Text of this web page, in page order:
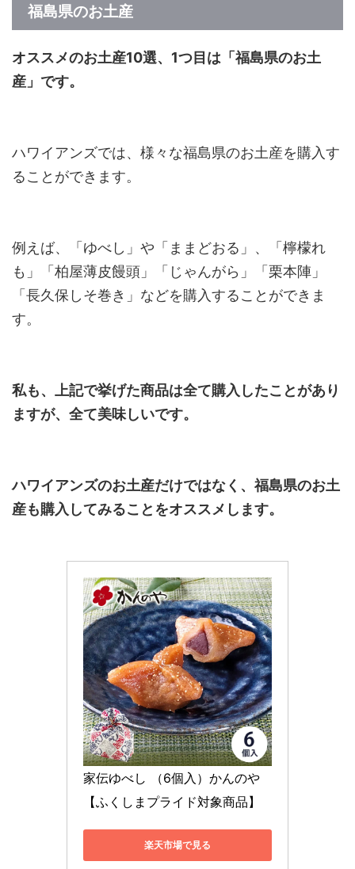
福島県のお土産
オススメのお土産10選、1つ目は「福島県のお土
産」です。
ハワイアンズでは、様々な福島県のお土産を購入す
ることができます。
例えば、「ゆべし」や「ままどおる」、「檸檬れ
も」「柏屋薄皮饅頭」「じゃんがら」「栗本陣」
「長久保しそ巻き」などを購入することができま
す。
私も、上記で挙げた商品は全て購入したことがあり
ますが、全て美味しいです。
ハワイアンズのお土産だけではなく、福島県のお土
産も購入してみることをオススメします。
家伝ゆべし （6個入）かんのや
【ふくしまプライド対象商品】
楽天市場で見る